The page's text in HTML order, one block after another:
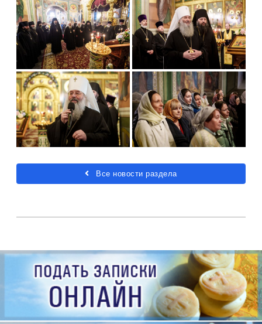
Все новости раздела